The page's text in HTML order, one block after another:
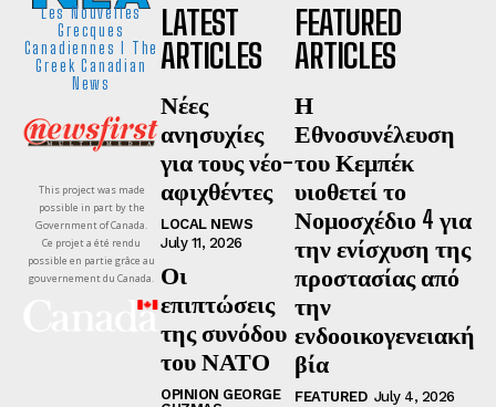
Les Nouvelles
Grecques
Canadiennes I The
Greek Canadian
News
This project was made
possible in part by the
Government of Canada.
Ce projet a été rendu
possible en partie grâce au
gouvernement du Canada.
LATEST
ARTICLES
Νέες
ανησυχίες
για τους νέο-
αφιχθέντες
LOCAL NEWS
July 11, 2026
Οι
επιπτώσεις
της συνόδου
του ΝΑΤΟ
OPINION GEORGE
FEATURED
ARTICLES
Η
Εθνοσυνέλευση
του Κεμπέκ
υιοθετεί το
Νομοσχέδιο 4 για
την ενίσχυση της
προστασίας από
την
ενδοοικογενειακή
βία
FEATURED July 4, 2026